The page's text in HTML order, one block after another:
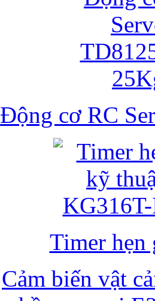
Động cơ RC
Timer hẹn